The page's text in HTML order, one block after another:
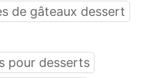
de gâteaux dessert
pour desserts